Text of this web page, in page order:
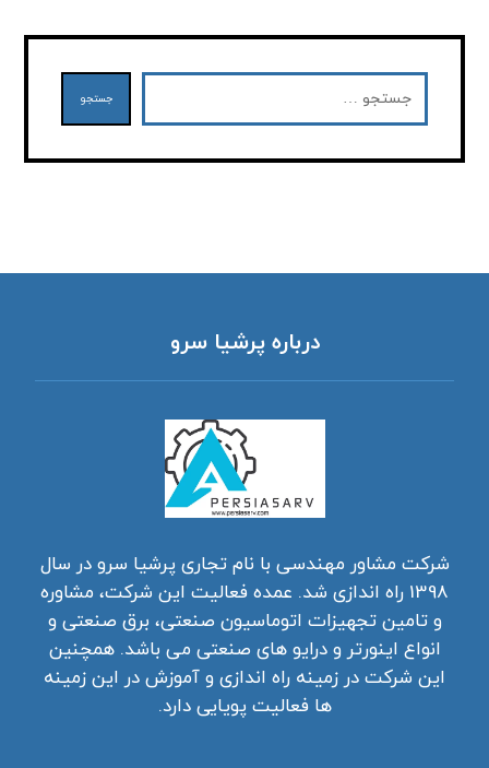
جستجو
درباره پرشیا سرو
شرکت مشاور مهندسی با نام تجاری پرشیا سرو در سال
1398 راه اندازی شد. عمده فعالیت این شرکت، مشاوره
و تامین تجهیزات اتوماسیون صنعتی، برق صنعتی و
انواع اینورتر و درایو های صنعتی می باشد. همچنین
این شرکت در زمینه راه اندازی و آموزش در این زمینه
ها فعالیت پویایی دارد.